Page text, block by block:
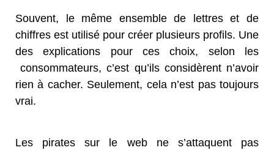
Souvent, le même ensemble de lettres et de
chiffres est utilisé pour créer plusieurs profils. Une
des explications pour ces choix, selon les
consommateurs, c’est qu’ils considèrent n’avoir
rien à cacher. Seulement, cela n’est pas toujours
vrai.
Les pirates sur le web ne s’attaquent pas